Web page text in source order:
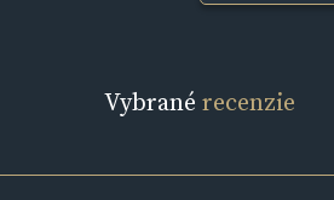
Vybrané recenzie